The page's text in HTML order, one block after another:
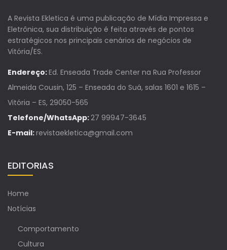
A Revista Ekletica é uma publicação de Mídia Impressa e
Eletrônica, sua distribuição é feita através de pontos
estratégicos nos principais cenários de negócios de
Vitória/ES.
Endereço:Ed. Enseada Trade Center na Rua Professor
Almeida Cousin, 125 – Enseada do Suá, salas 1601 e 1615 –
Vitória – ES, 29050-565
Telefone/WhatsApp:27 99947-3645
E-mail:revistaekletica@gmail.com
EDITORIAS
Home
Notícias
Comportamento
Cultura